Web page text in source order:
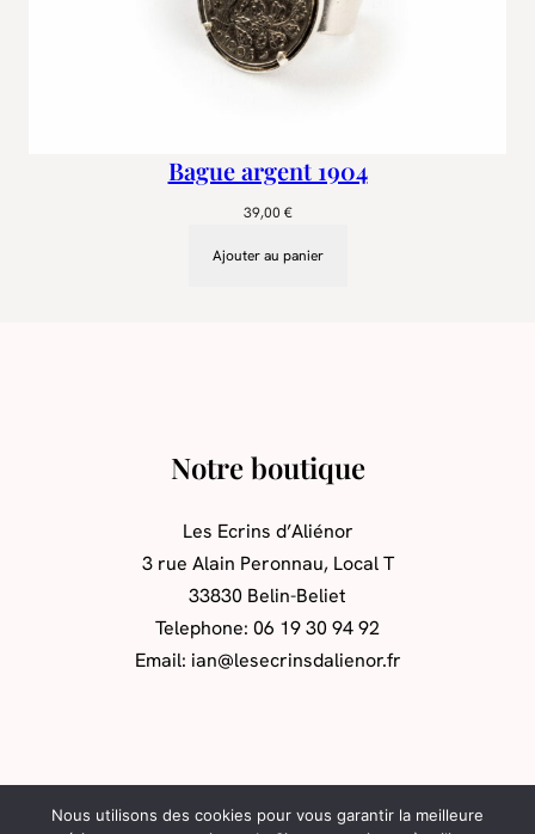
Bague argent 1904
39,00 €
Ajouter au panier
Notre boutique
Les Ecrins d’Aliénor
3 rue Alain Peronnau, Local T
33830 Belin-Beliet
Telephone: 06 19 30 94 92
Email: ian@lesecrinsdalienor.fr
Nous utilisons des cookies pour vous garantir la meilleure